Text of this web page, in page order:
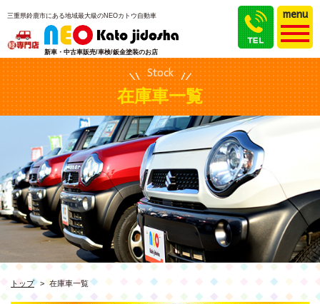
三重県鈴鹿市にある地域最大級のNEOカトウ自動車
新車・中古車販売/車検/鈑金塗装のお店
menu
Stock
在庫車一覧
トップ 在庫車一覧